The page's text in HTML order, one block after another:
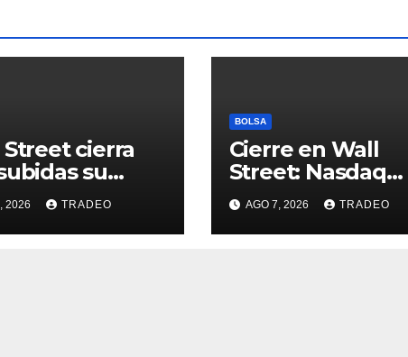
cierra
su
más alcista
abril
2026 TRADEO
BOLSA
Cierre en Wall
Street: Nasdaq
(+0,28%), S&P 500
(+0,62%) y Nasdaq
(+1,30%)
AGO 7, 2026 TRADEO